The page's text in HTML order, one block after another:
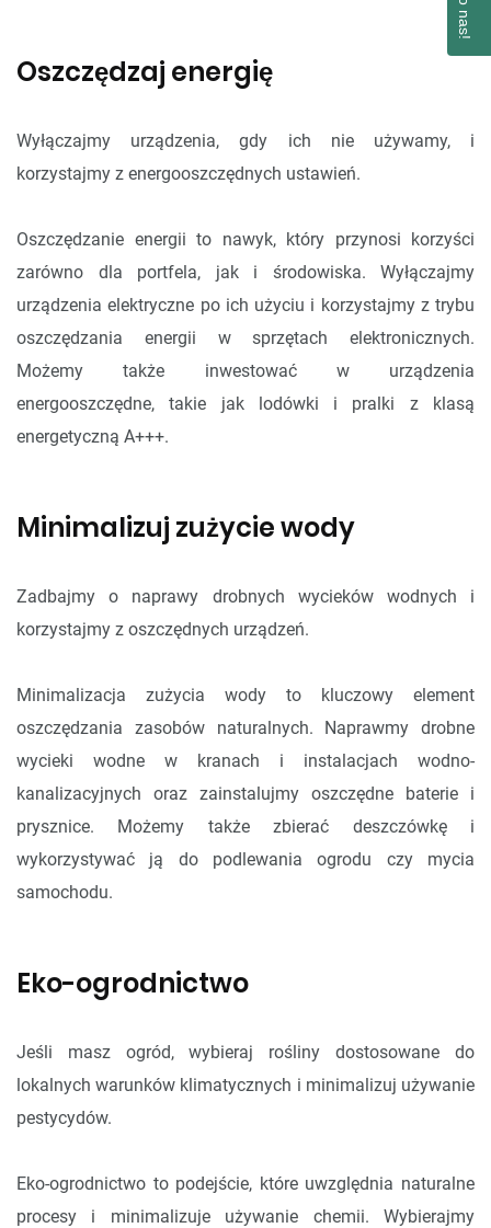
Oszczędzaj energię
Wyłączajmy urządzenia, gdy ich nie używamy, i
korzystajmy z energooszczędnych ustawień.
Oszczędzanie energii to nawyk, który przynosi korzyści
zarówno dla portfela, jak i środowiska. Wyłączajmy
urządzenia elektryczne po ich użyciu i korzystajmy z trybu
oszczędzania energii w sprzętach elektronicznych.
Możemy także inwestować w urządzenia
energooszczędne, takie jak lodówki i pralki z klasą
energetyczną A+++.
Minimalizuj zużycie wody
Zadbajmy o naprawy drobnych wycieków wodnych i
korzystajmy z oszczędnych urządzeń.
Minimalizacja zużycia wody to kluczowy element
oszczędzania zasobów naturalnych. Naprawmy drobne
wycieki wodne w kranach i instalacjach wodno-
kanalizacyjnych oraz zainstalujmy oszczędne baterie i
prysznice. Możemy także zbierać deszczówkę i
wykorzystywać ją do podlewania ogrodu czy mycia
samochodu.
Eko-ogrodnictwo
Jeśli masz ogród, wybieraj rośliny dostosowane do
lokalnych warunków klimatycznych i minimalizuj używanie
pestycydów.
Eko-ogrodnictwo to podejście, które uwzględnia naturalne
procesy i minimalizuje używanie chemii. Wybierajmy